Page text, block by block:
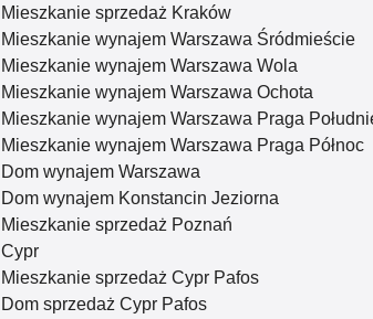
Mieszkanie sprzedaż Kraków
Mieszkanie wynajem Warszawa Śródmieście
Mieszkanie wynajem Warszawa Wola
Mieszkanie wynajem Warszawa Ochota
Mieszkanie wynajem Warszawa Praga
Mieszkanie wynajem Warszawa Praga Północ
Dom wynajem Warszawa
Dom wynajem Konstancin Jeziorna
Mieszkanie sprzedaż Poznań
Cypr
Mieszkanie sprzedaż Cypr Pafos
Dom sprzedaż Cypr Pafos